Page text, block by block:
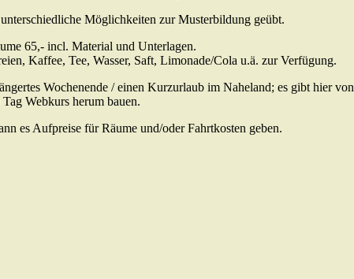
Möglichkeiten zur Musterbildung geübt.
65,- incl. Material und Unterlagen.
Kaffee, Tee, Wasser, Saft, Limonade/Cola u.ä. zur Verfügung.
Wochenende / einen Kurzurlaub im Naheland; es gibt hier
Webkurs herum bauen.
es Aufpreise für Räume und/oder Fahrtkosten geben.